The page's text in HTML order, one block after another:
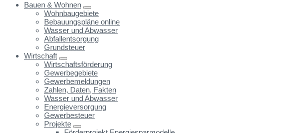
Bauen & Wohnen
Wohnbaugebiete
Bebauungspläne online
Wasser und Abwasser
Abfallentsorgung
Grundsteuer
Wirtschaft
Wirtschaftsförderung
Gewerbegebiete
Gewerbemeldungen
Zahlen, Daten, Fakten
Wasser und Abwasser
Energieversorgung
Gewerbesteuer
Projekte